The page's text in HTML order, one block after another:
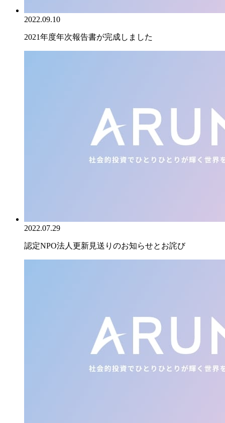
2022.09.10
2021年度年次報告書が完成しました
2022.07.29
認定NPO法人更新見送りのお知らせとお詫び